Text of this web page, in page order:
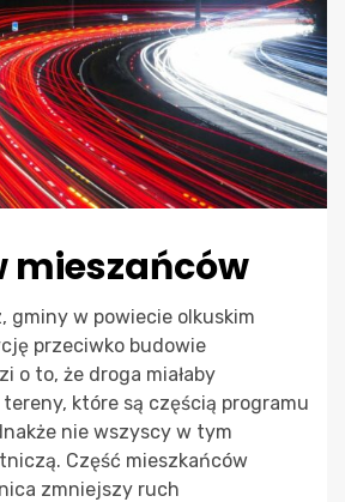
mieszańców
gminy w powiecie olkuskim
przeciwko budowie
o to, że droga miałaby
które są częścią programu
nie wszyscy w tym
Część mieszkańców
zmniejszy ruch